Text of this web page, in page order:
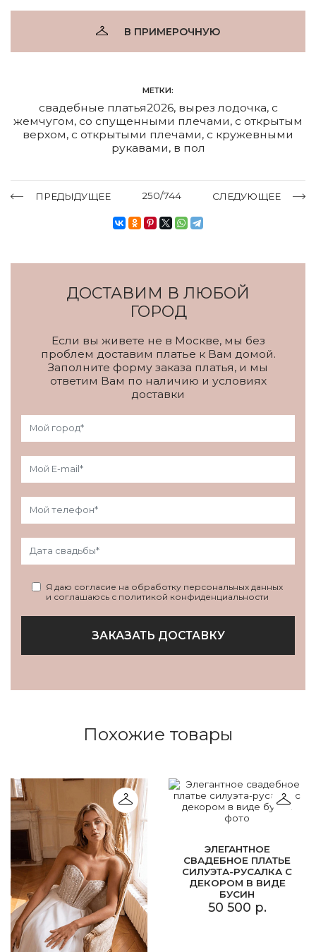
В ПРИМЕРОЧНУЮ
МЕТКИ:
свадебные платья2026, вырез лодочка, с
жемчугом, со спущенными плечами, с открытым
верхом, с открытыми плечами, с кружевными
рукавами, в пол
ПРЕДЫДУЩЕЕ 250/744 СЛЕДУЮЩЕЕ
ДОСТАВИМ В ЛЮБОЙ
ГОРОД
Если вы живете не в Москве, мы без
проблем доставим платье к Вам домой.
Заполните форму заказа платья, и мы
ответим Вам по наличию и условиях
доставки
Я даю согласие на обработку персональных данных
и соглашаюсь с политикой конфиденциальности
ЗАКАЗАТЬ ДОСТАВКУ
Похожие товары
ЭЛЕГАНТНОЕ
СВАДЕБНОЕ ПЛАТЬЕ
СИЛУЭТА-РУСАЛКА С
ДЕКОРОМ В ВИДЕ
БУСИН
50 500 р.